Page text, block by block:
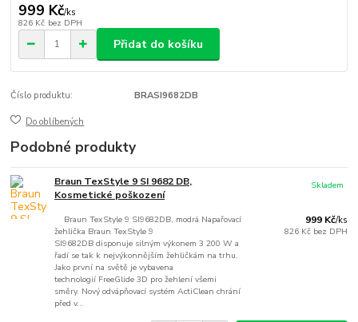
999 Kč/ks
826 Kč bez DPH
Přidat do košíku
Číslo produktu: BRASI9682DB
Do oblíbených
Podobné produkty
Braun TexStyle 9 SI 9682 DB,
Kosmetické poškození
Braun TexStyle 9 SI9682DB, modrá Napařovací
žehlička Braun TexStyle 9
SI9682DB disponuje silným výkonem 3 200 W a
řadí se tak k nejvýkonnějším žehličkám na trhu.
Jako první na světě je vybavena
technologií FreeGlide 3D pro žehlení všemi
směry. Nový odvápňovací systém ActiClean chrání
před v...
999 Kč/ks
826 Kč bez DPH
Skladem